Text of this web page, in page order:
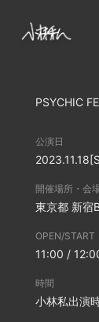
NEWS
PROFILE
VIDEO
CONTACT
PSYCHIC
公演日
2023.11.18
開催場所・会
東京都 新宿
OPEN/START
11:00 /
時間
小林私出演